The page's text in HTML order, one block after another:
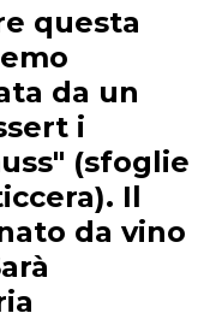
questa
da un
i
(sfoglie
Il
da vino